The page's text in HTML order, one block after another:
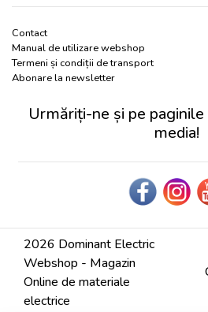
Contact
Manual de utilizare webshop
Termeni și condiții de transport
Abonare la newsletter
Urmăriți-ne și pe
media!
2026 Dominant Electric
Webshop - Magazin
Online de materiale
electrice